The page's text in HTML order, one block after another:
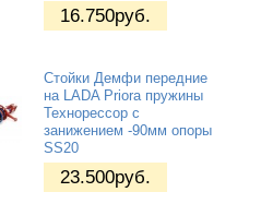
16.750руб.
Стойки Демфи передние
на LADA Priora пружины
Технорессор с
занижением -90мм опоры
SS20
23.500руб.